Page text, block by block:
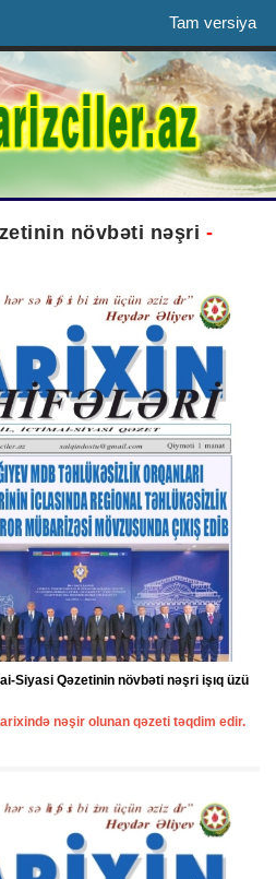
Tam versiya
növbəti nəşri -
Siyasi Qəzetinin növbəti nəşri işıq üzü
nəşir olunan qəzeti təqdim edir.